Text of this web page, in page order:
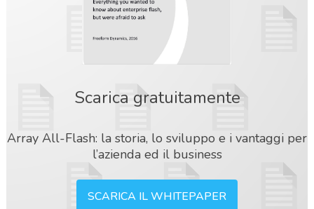
Scarica gratuitamente
Array All-Flash: la storia, lo sviluppo e i vantaggi per
l’azienda ed il business
SCARICA IL WHITEPAPER